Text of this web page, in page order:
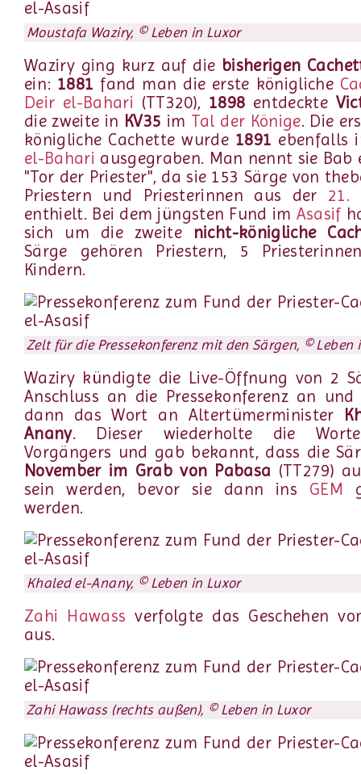
Moustafa Waziry, © Leben in Luxor
Waziry ging kurz auf die bisherigen
ein: 1881 fand man die erste königliche
Deir el-Bahari (TT320), 1898 entdeckte
die zweite in KV35 im Tal der Könige. Die
königliche Cachette wurde 1891 ebenfalls
el-Bahari ausgegraben. Man nennt sie Bab
"Tor der Priester", da sie 153 Särge von
Priestern und Priesterinnen aus der 21.
enthielt. Bei dem jüngsten Fund im Asasif
sich um die zweite nicht-königliche
Särge gehören Priestern, 5
Kindern.
Zelt für die Pressekonferenz mit den Särgen, © Leben
Waziry kündigte die Live-Öffnung von 2
Anschluss an die Pressekonferenz an
dann das Wort an Altertümerminister
Anany. Dieser wiederholte die
Vorgängers und gab bekannt, dass die
November im Grab von Pabasa (TT279)
sein werden, bevor sie dann ins GEM
werden.
Khaled el-Anany, © Leben in Luxor
Zahi Hawass verfolgte das Geschehen
aus.
Zahi Hawass (rechts außen), © Leben in Luxor